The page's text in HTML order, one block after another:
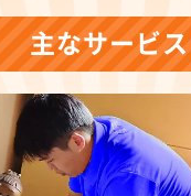
主なサービス